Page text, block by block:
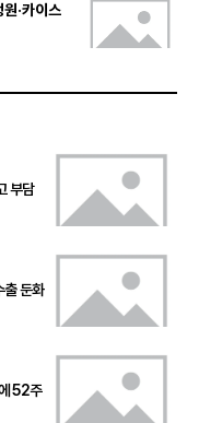
·카이스
부담
둔화
52주